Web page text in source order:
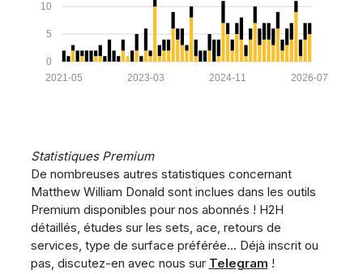
0
5
10
2026-07
2024-11
2023-03
2021-05
Statistiques Premium
De nombreuses autres statistiques concernant
Matthew William Donald sont inclues dans les outils
Premium disponibles pour nos abonnés ! H2H
détaillés, études sur les sets, ace, retours de
services, type de surface préférée... Déjà inscrit ou
pas, discutez-en avec nous sur Telegram !